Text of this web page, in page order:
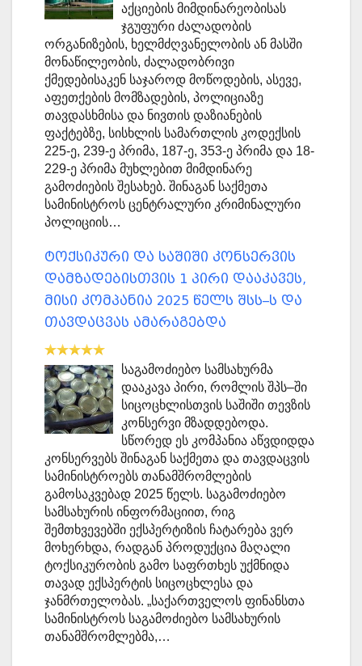
აქციების მიმდინარეობისას
ჯგუფური ძალადობის
ორგანიზების, ხელმძღვანელობის ან მასში
მონაწილეობის, ძალადობრივი
ქმედებისაკენ საჯაროდ მოწოდების, ასევე,
აფეთქების მომზადების, პოლიციაზე
თავდასხმისა და ნივთის დაზიანების
ფაქტებზე, სისხლის სამართლის კოდექსის
225-ე, 239-ე პრიმა, 187-ე, 353-ე პრიმა და 18-
229-ე პრიმა მუხლებით მიმდინარე
გამოძიების შესახებ. შინაგან საქმეთა
სამინისტროს ცენტრალური კრიმინალური
პოლიციის…
ტოქსიკური და საშიში კონსერვის
დამზადებისთვის 1 პირი დააკავეს,
მისი კომპანია 2025 წელს შსს–ს და
თავდაცვას ამარაგებდა
საგამოძიებო სამსახურმა
დააკავა პირი, რომლის შპს–ში
სიცოცხლისთვის საშიში თევზის
კონსერვი მზადდებოდა.
სწორედ ეს კომპანია აწვდიდდა
კონსერვებს შინაგან საქმეთა და თავდაცვის
სამინისტროებს თანამშრომლების
გამოსაკვებად 2025 წელს. საგამოძიებო
სამსახურის ინფორმაციით, რიგ
შემთხვევებში ექსპერტიზის ჩატარება ვერ
მოხერხდა, რადგან პროდუქცია მაღალი
ტოქსიკურობის გამო საფრთხეს უქმნიდა
თავად ექსპერტის სიცოცხლესა და
ჯანმრთელობას. „საქართველოს ფინანსთა
სამინისტროს საგამოძიებო სამსახურის
თანამშრომლებმა,…